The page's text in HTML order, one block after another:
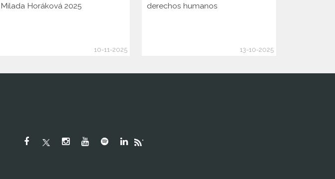
Milada Horáková 2025
10-11-2025
derechos humanos
13-10-2025
"